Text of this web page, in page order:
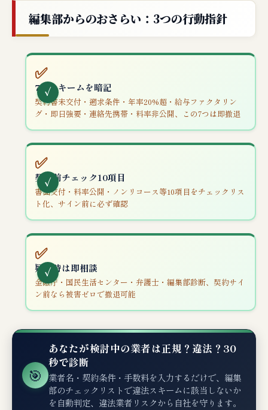
編集部からのおさらい：3つの行動指針
✅
7大スキームを暗記
契約書未交付・遡求条件・年率20%超・給与ファクタリン
グ・即日強要・連絡先携帯・料率非公開、この7つは即撤退
✅
契約前チェック10項目
書面交付・料率公開・ノンリコース等10項目をチェックリス
ト化、サイン前に必ず確認
✅
疑念時は即相談
金融庁・国民生活センター・弁護士・編集部診断、契約サイ
ン前なら被害ゼロで撤退可能
🎯
あなたが検討中の業者は正規？違法？30
秒で診断
業者名・契約条件・手数料を入力するだけで、編集
部のチェックリストで違法スキームに該当しないか
を自動判定、違法業者リスクから自社を守ります。